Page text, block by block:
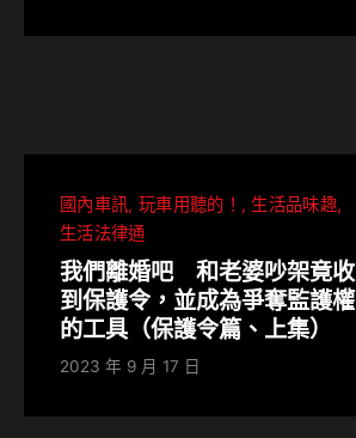
國內車訊 玩車用聽的！
生活品味趣
生活法律通
我們離婚吧 和老婆吵架竟收
到保護令，並成為爭奪監護權
的工具（保護令篇、上集）
2023 年 9 月 17 日